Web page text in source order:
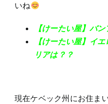
いね
【けーたい屋】バ
【けーたい屋】イ
リアは？？
現在ケベック州にお住ま